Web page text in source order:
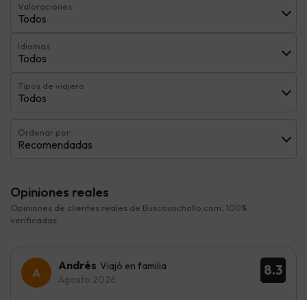
Valoraciones
Todos
Idiomas
Todos
Tipos de viajero
Todos
Ordenar por:
Recomendadas
Opiniones reales
Opiniones de clientes reales de Buscounchollo.com, 100%
verificadas.
8.3
Andrés Viajó en familia
Agosto 2026